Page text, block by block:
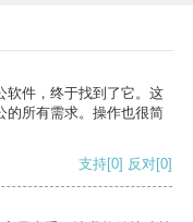
软件，终于找到了它。这
的所有需求。操作也很简
支持[0] 反对[0]